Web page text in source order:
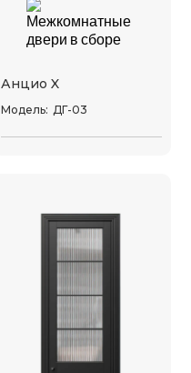
Анцио X
Модель: ДГ-03